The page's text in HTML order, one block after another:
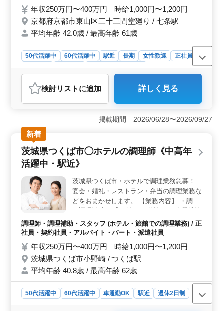
待ちしております！
年収250万円〜400万円 時給1,000円〜1,200円
京都府京都市東山区三十三間堂廻り / 七条駅
平均年齢 42.0歳 / 最高年齢 61歳
50代活躍中 60代活躍中 駅近 長期 女性歓迎
正社員
おすすめポイント
＜経験を活かせる環境＞ 調理経験を生かして、ホテル
の宴会調理を担当していただけます。経験者優遇で、ベ
テランの方々も活躍中です。 ＜働きやすい条件＞
駅チカで通勤便利。勤務時間は相談可能で、社会保険完
備と交通費支給があり、福利厚生面も充実しておりま
す。 ＜中高年活躍中の職場＞ 50代・60代の方も多
数活躍中。経験豊富な方々が日々、培ってきた調理スキ
検討リスト に追加 詳しく見る
掲載期間 2026/06/28〜2026/09/27
新着
茨城県つくば市◯ホテルの調理師《中高年
活躍中・駅近》
茨城県つくば市・ホテルで調理業務急募！
宴会・婚礼・レストラン・弁当の調理業務な
どをおまかせします。 【業務内容】 ・調理
・厨房業務 など ＊社会保険完備 ＊駅近 ＊
週休2日 今まで培ってきた経験で厨房を支え
クのある方もご応募可能！ まずはお気軽に
お問い合わせください。
調理師・調理補助・スタッフ (ホテル・旅館での調理業務) / 正
社員・契約社員・アルバイト・パート・派遣社員
年収250万円〜400万円 時給1,000円〜1,200円
茨城県つくば市小野崎 / つくば駅
平均年齢 40.8歳 / 最高年齢 62歳
50代活躍中 60代活躍中 車通勤OK 駅近
週休2日制